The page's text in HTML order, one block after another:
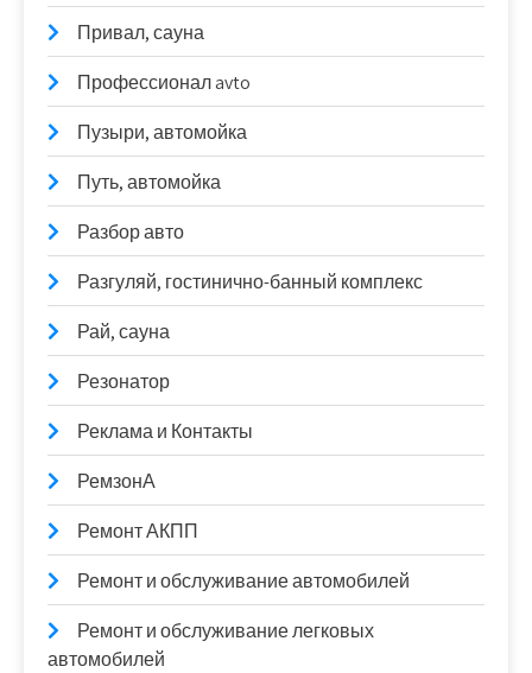
Привал, сауна
Профессионал avto
Пузыри, автомойка
Путь, автомойка
Разбор авто
Разгуляй, гостинично-банный комплекс
Рай, сауна
Резонатор
Реклама и Контакты
РемзонА
Ремонт АКПП
Ремонт и обслуживание автомобилей
Ремонт и обслуживание легковых
автомобилей